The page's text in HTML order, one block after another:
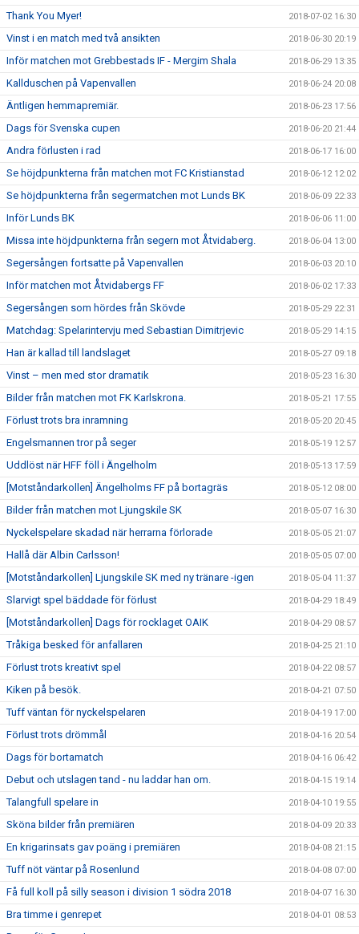
Thank You Myer! 2018-07-02 16:30
Vinst i en match med två ansikten 2018-06-30 20:19
Inför matchen mot Grebbestads IF - Mergim Shala 2018-06-29 13:35
Kallduschen på Vapenvallen 2018-06-24 20:08
Äntligen hemmapremiär. 2018-06-23 17:56
Dags för Svenska cupen 2018-06-20 21:44
Andra förlusten i rad 2018-06-17 16:00
Se höjdpunkterna från matchen mot FC Kristianstad 2018-06-12 12:02
Se höjdpunkterna från segermatchen mot Lunds BK 2018-06-09 22:33
Inför Lunds BK 2018-06-06 11:00
Missa inte höjdpunkterna från segern mot Åtvidaberg. 2018-06-04 13:00
Segersången fortsatte på Vapenvallen 2018-06-03 20:10
Inför matchen mot Åtvidabergs FF 2018-06-02 17:33
Segersången som hördes från Skövde 2018-05-29 22:31
Matchdag: Spelarintervju med Sebastian Dimitrjevic 2018-05-29 14:15
Han är kallad till landslaget 2018-05-27 09:18
Vinst – men med stor dramatik 2018-05-23 16:30
Bilder från matchen mot FK Karlskrona. 2018-05-21 17:55
Förlust trots bra inramning 2018-05-20 20:45
Engelsmannen tror på seger 2018-05-19 12:57
Uddlöst när HFF föll i Ängelholm 2018-05-13 17:59
[Motståndarkollen] Ängelholms FF på bortagräs 2018-05-12 08:00
Bilder från matchen mot Ljungskile SK 2018-05-07 16:30
Nyckelspelare skadad när herrarna förlorade 2018-05-05 21:07
Hallå där Albin Carlsson! 2018-05-05 07:00
[Motståndarkollen] Ljungskile SK med ny tränare -igen 2018-05-04 11:37
Slarvigt spel bäddade för förlust 2018-04-29 18:49
[Motståndarkollen] Dags för rocklaget OAIK 2018-04-29 08:57
Tråkiga besked för anfallaren 2018-04-25 21:10
Förlust trots kreativt spel 2018-04-22 08:57
Kiken på besök. 2018-04-21 07:50
Tuff väntan för nyckelspelaren 2018-04-19 17:00
Förlust trots drömmål 2018-04-16 20:54
Dags för bortamatch 2018-04-16 06:42
Debut och utslagen tand - nu laddar han om. 2018-04-15 19:14
Talangfull spelare in 2018-04-10 19:55
Sköna bilder från premiären 2018-04-09 20:33
En krigarinsats gav poäng i premiären 2018-04-08 21:15
Tuff nöt väntar på Rosenlund 2018-04-08 07:00
Få full koll på silly season i division 1 södra 2018 2018-04-07 16:30
Bra timme i genrepet 2018-04-01 08:53